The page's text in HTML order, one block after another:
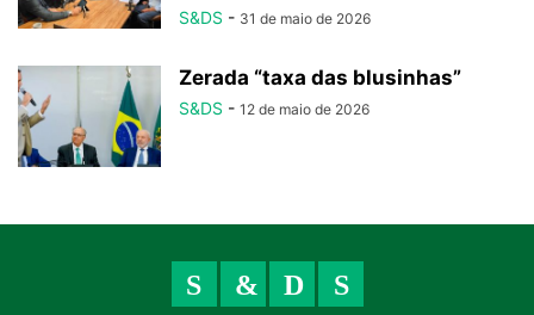
S&DS - 31 de maio de 2026
Zerada “taxa das blusinhas”
S&DS - 12 de maio de 2026